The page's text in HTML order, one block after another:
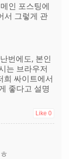
인 포스팅에
서 그렇게 관
번에도, 본인
는 브라우저
싸이트에서
좋다고 설명
Like 0